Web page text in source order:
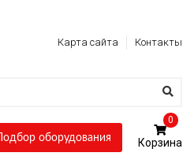
Карта сайта Контакты
Подбор оборудования
0